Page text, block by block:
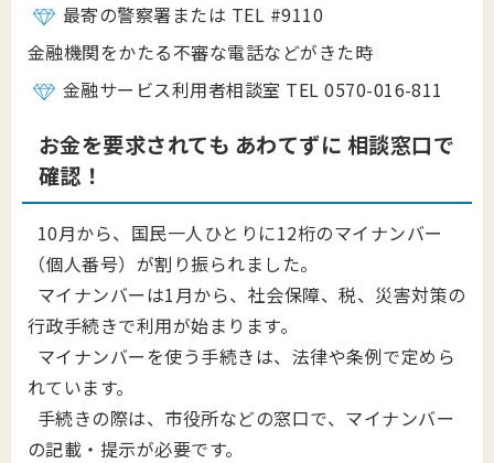
最寄の警察署または TEL #9110
金融機関をかたる不審な電話などがきた時
金融サービス利用者相談室 TEL 0570-016-811
お金を要求されても あわてずに 相談窓口で
確認！
10月から、国民一人ひとりに12桁のマイナンバー
（個人番号）が割り振られました。
マイナンバーは1月から、社会保障、税、災害対策の
行政手続きで利用が始まります。
マイナンバーを使う手続きは、法律や条例で定めら
れています。
手続きの際は、市役所などの窓口で、マイナンバー
の記載・提示が必要です。